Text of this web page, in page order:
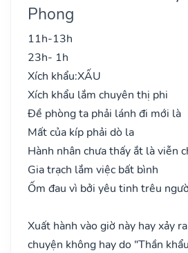
Phong
11h-13h
23h- 1h
Xích khẩu:XẤU
Xích khẩu lắm chuyên thị phi
Đề phòng ta phải lánh đi mới là
Mất của kíp phải dò la
Hành nhân chưa thấy ắt là viễn
Gia trạch lắm việc bất bình
Ốm đau vì bởi yêu tinh trêu
Xuất hành vào giờ này hay xảy
chuyện không hay do "Thần